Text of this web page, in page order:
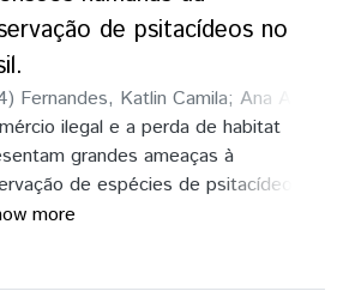
de psitacídeos no
) Fernandes, Katlin Camila; Ana Alice
Eleutério (orientadora)
ilegal e a perda de habitat
grandes ameaças à
de espécies de psitacídeos.
poucos estudos exploram
more